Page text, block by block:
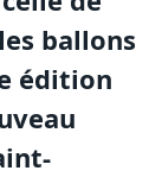
ballons
édition